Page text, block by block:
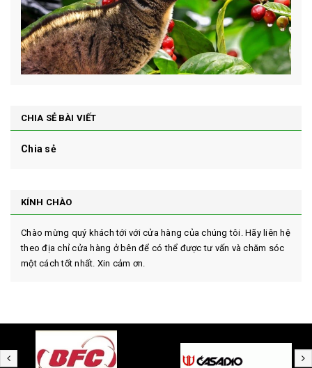
CHIA SẺ BÀI VIẾT
Chia sẻ
KÍNH CHÀO
Chào mừng quý khách tới với cửa hàng của chúng tôi. Hãy liên hệ
theo địa chỉ cửa hàng ở bên để có thể được tư vấn và chăm sóc
một cách tốt nhất. Xin cảm ơn.